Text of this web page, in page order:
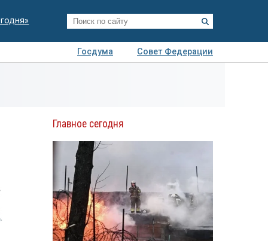
Госдума
Совет Федерации
Главное сегодня